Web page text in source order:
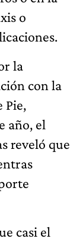
o
la
con la
Pie,
año, el
reveló que
casi el